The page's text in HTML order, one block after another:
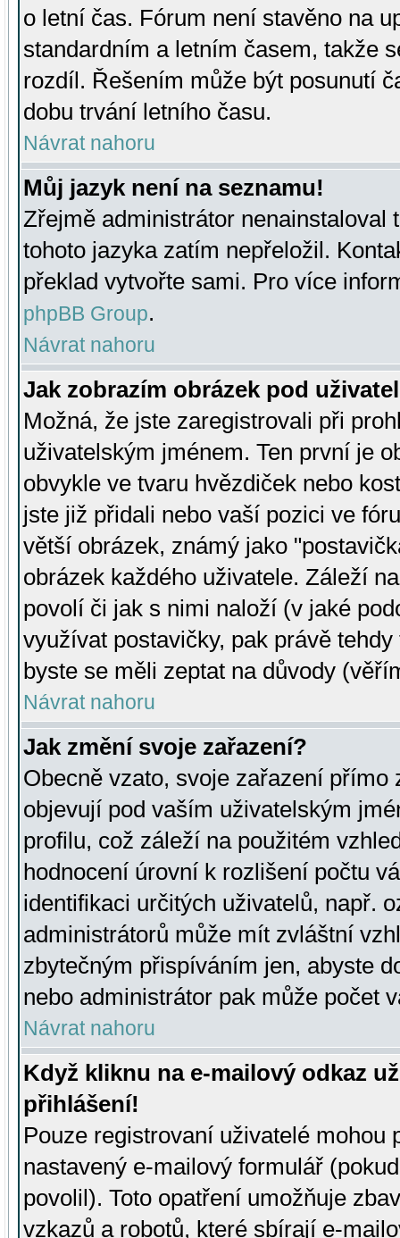
o letní čas. Fórum není stavěno na
standardním a letním časem, takže
rozdíl. Řešením může být posunutí
dobu trvání letního času.
Návrat nahoru
Můj jazyk není na seznamu!
Zřejmě administrátor nenainstaloval
tohoto jazyka zatím nepřeložil.
překlad vytvořte sami. Pro více
phpBB Group.
Návrat nahoru
Jak zobrazím obrázek pod
Možná, že jste zaregistrovali při
uživatelským jménem. Ten první je
obvykle ve tvaru hvězdiček nebo
jste již přidali nebo vaší pozici ve
větší obrázek, známý jako
obrázek každého uživatele. Záleží
povolí či jak s nimi naloží (v jaké
využívat postavičky, pak právě
byste se měli zeptat na důvody
Návrat nahoru
Jak změní svoje zařazení?
Obecně vzato, svoje zařazení přímo
objevují pod vaším uživatelským
profilu, což záleží na použitém
hodnocení úrovní k rozlišení počtu
identifikaci určitých uživatelů, např.
administrátorů může mít zvláštní
zbytečným přispíváním jen, abyste
nebo administrátor pak může počet
Návrat nahoru
Když kliknu na e-mailový odkaz
přihlášení!
Pouze registrovaní uživatelé mohou
nastavený e-mailový formulář
povolil). Toto opatření umožňuje
vzkazů a robotů, které sbírají e-